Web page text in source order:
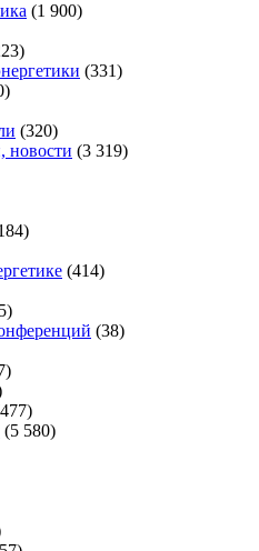
(1 900)
(331)
(320)
новости (3 319)
(414)
(38)
(5 580)